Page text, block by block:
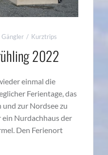
Gängler Kurztrips
2022
einmal die
Ferientage, das
zur Nordsee zu
Nurdachhaus der
Den Ferienort